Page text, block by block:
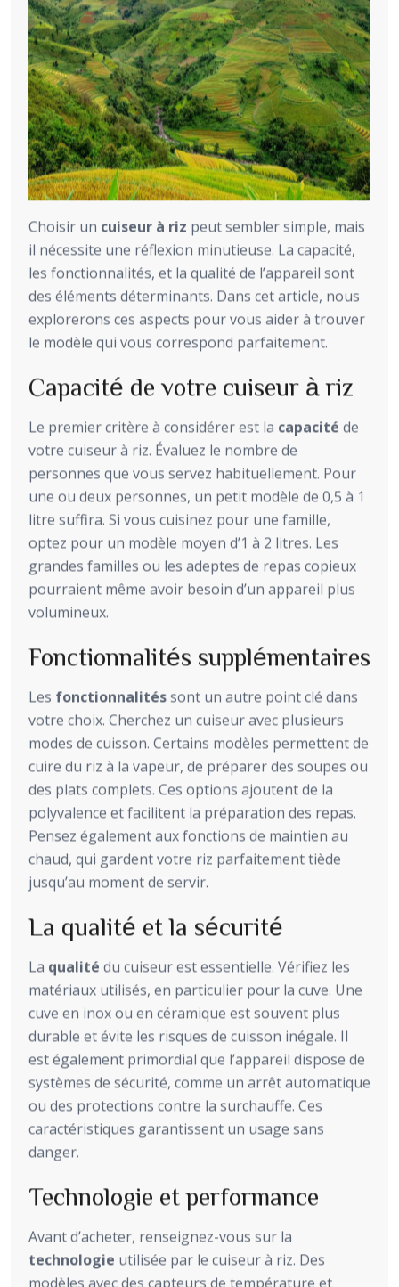
Choisir un cuiseur à riz peut sembler simple, mais
il nécessite une réflexion minutieuse. La capacité,
les fonctionnalités, et la qualité de l’appareil sont
des éléments déterminants. Dans cet article, nous
explorerons ces aspects pour vous aider à trouver
le modèle qui vous correspond parfaitement.
Capacité de votre cuiseur à riz
Le premier critère à considérer est la capacité de
votre cuiseur à riz. Évaluez le nombre de
personnes que vous servez habituellement. Pour
une ou deux personnes, un petit modèle de 0,5 à 1
litre suffira. Si vous cuisinez pour une famille,
optez pour un modèle moyen d’1 à 2 litres. Les
grandes familles ou les adeptes de repas copieux
pourraient même avoir besoin d’un appareil plus
volumineux.
Fonctionnalités supplémentaires
Les fonctionnalitéssont un autre point clé dans
votre choix. Cherchez un cuiseur avec plusieurs
modes de cuisson. Certains modèles permettent de
cuire du riz à la vapeur, de préparer des soupes ou
des plats complets. Ces options ajoutent de la
polyvalence et facilitent la préparation des repas.
Pensez également aux fonctions de maintien au
chaud, qui gardent votre riz parfaitement tiède
jusqu’au moment de servir.
La qualité et la sécurité
La qualité du cuiseur est essentielle. Vérifiez les
matériaux utilisés, en particulier pour la cuve. Une
cuve en inox ou en céramique est souvent plus
durable et évite les risques de cuisson inégale. Il
est également primordial que l’appareil dispose de
systèmes de sécurité, comme un arrêt automatique
ou des protections contre la surchauffe. Ces
caractéristiques garantissent un usage sans
danger.
Technologie et performance
Avant d’acheter, renseignez-vous sur la
technologie utilisée par le cuiseur à riz. Des
modèles avec des capteurs de température et